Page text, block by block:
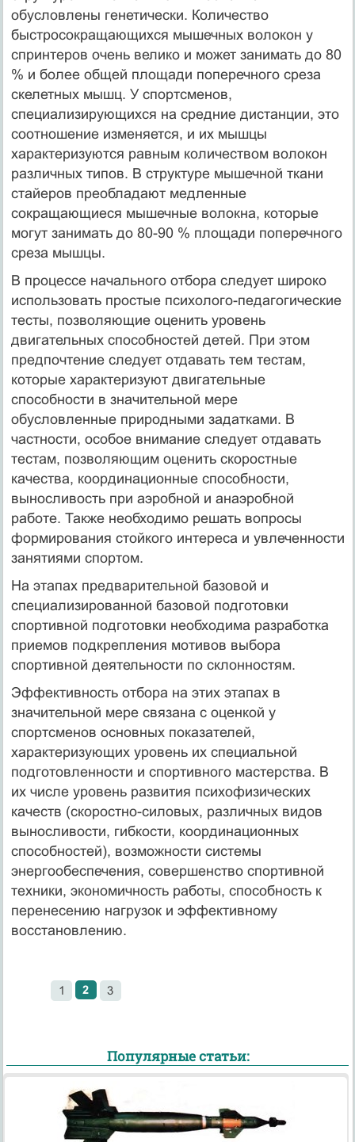
обусловлены генетически. Количество
быстросокращающихся мышечных волокон у
спринтеров очень велико и может занимать до 80
% и более общей площади поперечного среза
скелетных мышц. У спортсменов,
специализирующихся на средние дистанции, это
соотношение изменяется, и их мышцы
характеризуются равным количеством волокон
различных типов. В структуре мышечной ткани
стайеров преобладают медленные
сокращающиеся мышечные волокна, которые
могут занимать до 80-90 % площади поперечного
среза мышцы.
В процессе начального отбора следует широко
использовать простые психолого-педагогические
тесты, позволяющие оценить уровень
двигательных способностей детей. При этом
предпочтение следует отдавать тем тестам,
которые характеризуют двигательные
способности в значительной мере
обусловленные природными задатками. В
частности, особое внимание следует отдавать
тестам, позволяющим оценить скоростные
качества, координационные способности,
выносливость при аэробной и анаэробной
работе. Также необходимо решать вопросы
формирования стойкого интереса и увлеченности
занятиями спортом.
На этапах предварительной базовой и
специализированной базовой подготовки
спортивной подготовки необходима разработка
приемов подкрепления мотивов выбора
спортивной деятельности по склонностям.
Эффективность отбора на этих этапах в
значительной мере связана с оценкой у
спортсменов основных показателей,
характеризующих уровень их специальной
подготовленности и спортивного мастерства. В
их числе уровень развития психофизических
качеств (скоростно-силовых, различных видов
выносливости, гибкости, координационных
способностей), возможности системы
энергообеспечения, совершенство спортивной
техники, экономичность работы, способность к
перенесению нагрузок и эффективному
восстановлению.
1 2 3
Популярные статьи: